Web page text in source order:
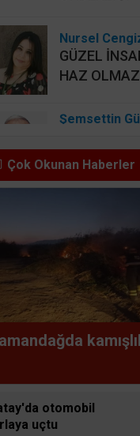
Nursel
GÜZEL
HAZ OLMAZ
Şemsettin
YAPILAN
ALLAH
YERDE
OLUR
Süleyman
Zaferler
AYNI
Çok Okunan Haberler
otomobil
uçtu